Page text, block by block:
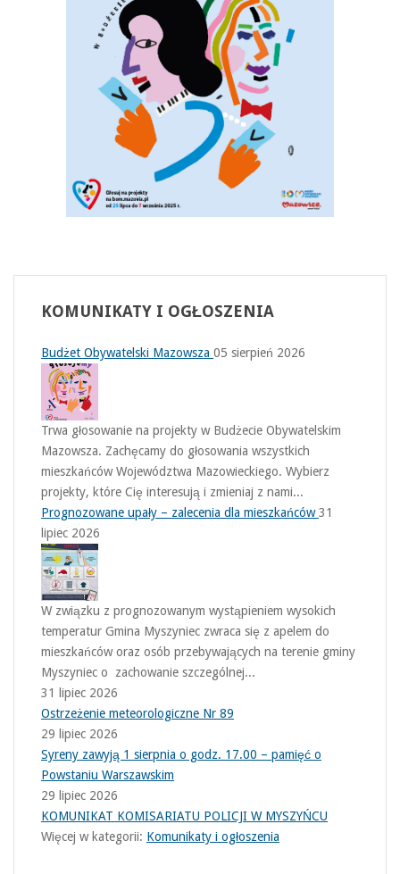
KOMUNIKATY I OGŁOSZENIA
Budżet Obywatelski Mazowsza 05 sierpień 2026
Trwa głosowanie na projekty w Budżecie Obywatelskim
Mazowsza. Zachęcamy do głosowania wszystkich
mieszkańców Województwa Mazowieckiego. Wybierz
projekty, które Cię interesują i zmieniaj z nami...
Prognozowane upały – zalecenia dla mieszkańców31
lipiec 2026
W związku z prognozowanym wystąpieniem wysokich
temperatur Gmina Myszyniec zwraca się z apelem do
mieszkańców oraz osób przebywających na terenie gminy
Myszyniec o zachowanie szczególnej...
31 lipiec 2026
Ostrzeżenie meteorologiczne Nr 89
29 lipiec 2026
Syreny zawyją 1 sierpnia o godz. 17.00 – pamięć o
Powstaniu Warszawskim
29 lipiec 2026
KOMUNIKAT KOMISARIATU POLICJI W MYSZYŃCU
Więcej w kategorii: Komunikaty i ogłoszenia